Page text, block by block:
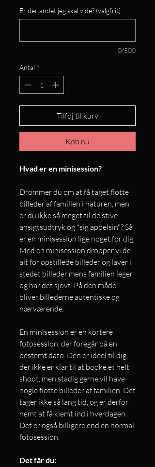
Er der andet jeg skal vide? (valgfrit)
0/500
Antal *
Tilføj til kurv
Køb nu
Hvad er en minisession?
Drømmer du om at få taget flotte
billeder af familien i naturen, men
er du ikke så meget til de stive
ansigtsudtryk og "sig appelsin"? Så
er en minisession lige noget for dig.
Med en minisession dropper vi de
alt for opstillede billeder og laver i
stedet billeder mens familien leger
og har det sjovt. På den måde
bliver billederne autentiske og
nærværende.
En minisession er en kortere
fotosession, der foregår på en
bestemt dato. Den er ideel til dig,
der ikke er klar til at booke et helt
shoot, men stadig gerne vil have
nogle flotte billeder af familien. Det
tager ikke så lang tid, og er derfor
nemt at få klemt ind i hverdagen.
Det er også billigere end en normal
fotosession.
Det får du: